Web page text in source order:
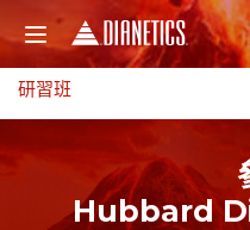
研習班
Hubbard